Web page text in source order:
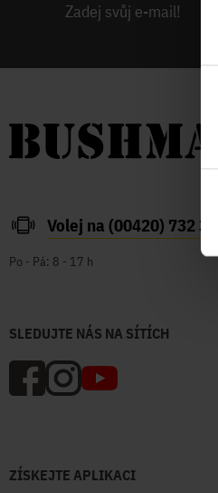
Zadej svůj e-mail!
Volej na (00420) 732
Po - Pá: 8 - 17 h
SLEDUJTE NÁS NA SÍTÍCH
ZÍSKEJTE APLIKACI